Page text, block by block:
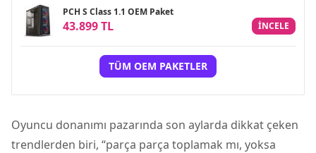
PCH S Class 1.1 OEM Paket
43.899 TL INCELE
TÜM OEM PAKETLER
Oyuncu donanımı pazarında son aylarda dikkat çeken
trendlerden biri, “parça parça toplamak mı, yoksa